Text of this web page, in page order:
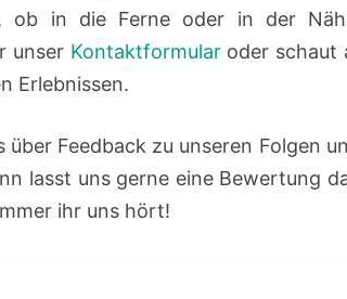
ob in die Ferne oder in der
unser Kontaktformularoder schaut
Erlebnissen.
Feedback zu unseren Folgen
lasst uns gerne eine Bewertung
ihr uns hört!